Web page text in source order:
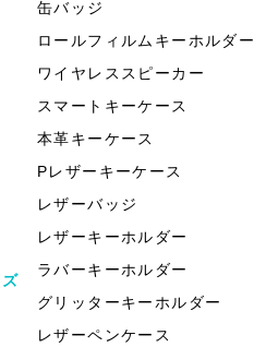
缶バッジ
ロールフィルムキーホルダー
ワイヤレススピーカー
スマートキーケース
本革キーケース
Pレザーキーケース
レザーバッジ
レザーキーホルダー
ラバーキーホルダー
グリッターキーホルダー
レザーペンケース